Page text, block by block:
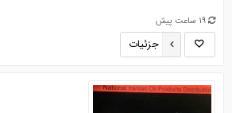
19 ساعت پیش
جزئیات